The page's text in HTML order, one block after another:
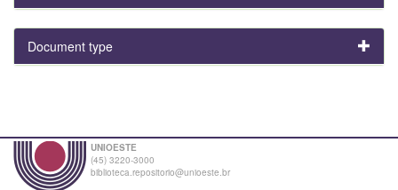
Document type
UNIOESTE
(45) 3220-3000
biblioteca.repositorio@unioeste.br